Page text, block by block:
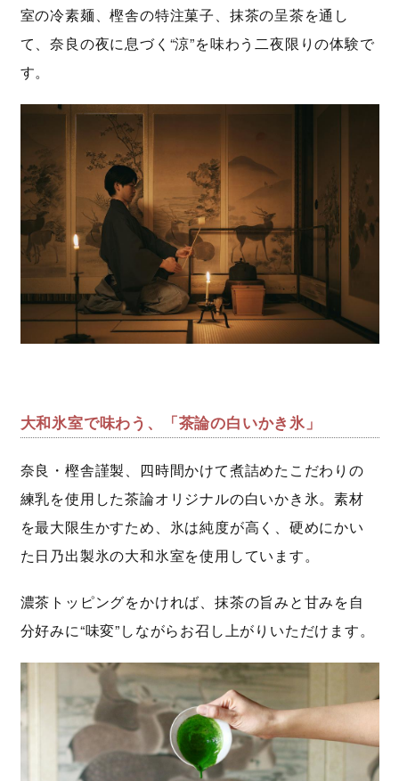
室の冷素麺、樫舎の特注菓子、抹茶の呈茶を通し
て、奈良の夜に息づく“涼”を味わう二夜限りの体験で
す。
大和氷室で味わう、「茶論の白いかき氷」
奈良・樫舎謹製、四時間かけて煮詰めたこだわりの
練乳を使用した茶論オリジナルの白いかき氷。素材
を最大限生かすため、氷は純度が高く、硬めにかい
た日乃出製氷の大和氷室を使用しています。
濃茶トッピングをかければ、抹茶の旨みと甘みを自
分好みに“味変”しながらお召し上がりいただけます。